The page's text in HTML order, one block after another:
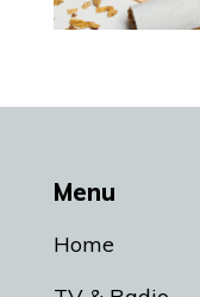
Menu
Home